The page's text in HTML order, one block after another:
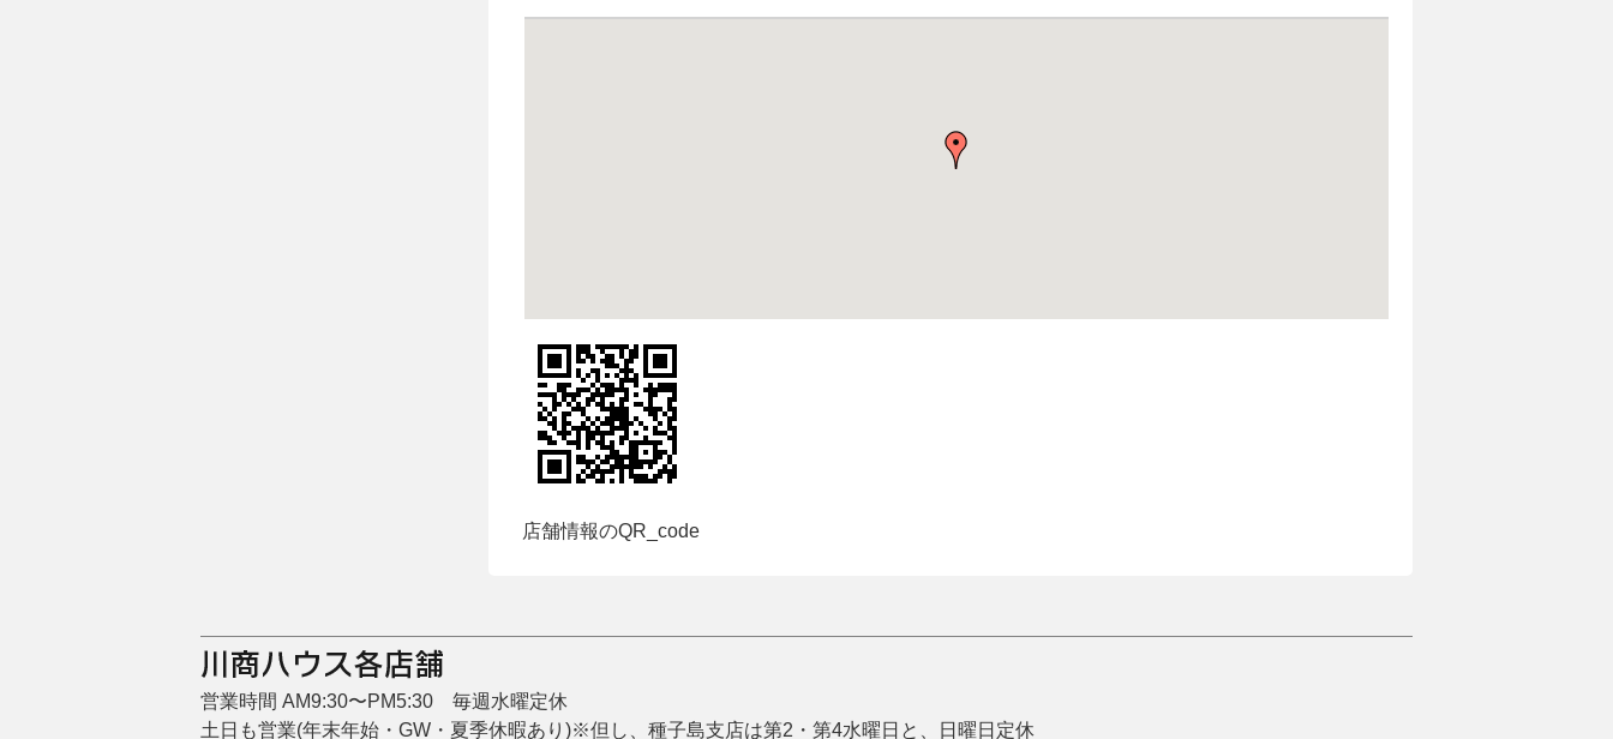
店舗情報のQR_code
営業時間 AM9:30〜PM5:30 毎週水曜定休
土日も営業(年末年始・GW・夏季休暇あり)※但し、種子島支店は第2・第4水曜日と、日曜日定休